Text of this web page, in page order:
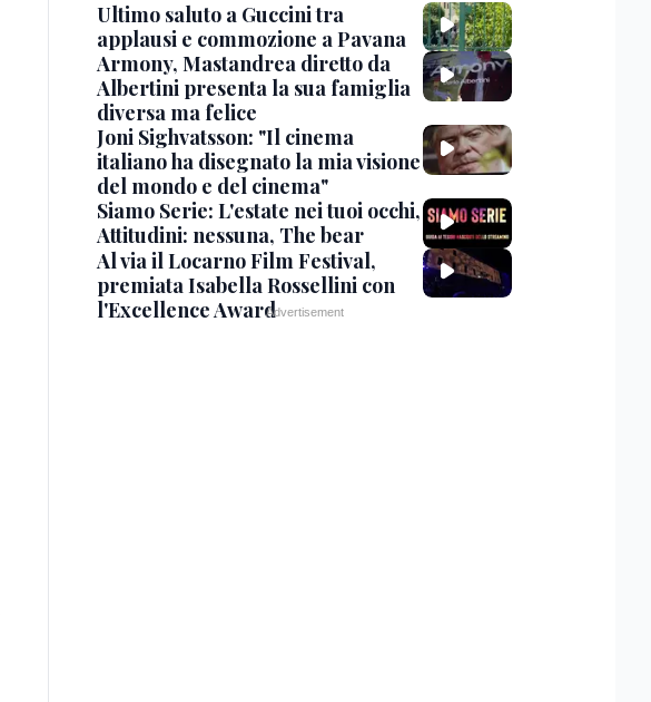
Ultimo saluto a Guccini tra
applausi e commozione a Pavana
Armony, Mastandrea diretto da
Albertini presenta la sua famiglia
diversa ma felice
Joni Sighvatsson: "Il cinema
italiano ha disegnato la mia visione
del mondo e del cinema"
Siamo Serie: L'estate nei tuoi occhi,
Attitudini: nessuna, The bear
Al via il Locarno Film Festival,
premiata Isabella Rossellini con
l'Excellence Award